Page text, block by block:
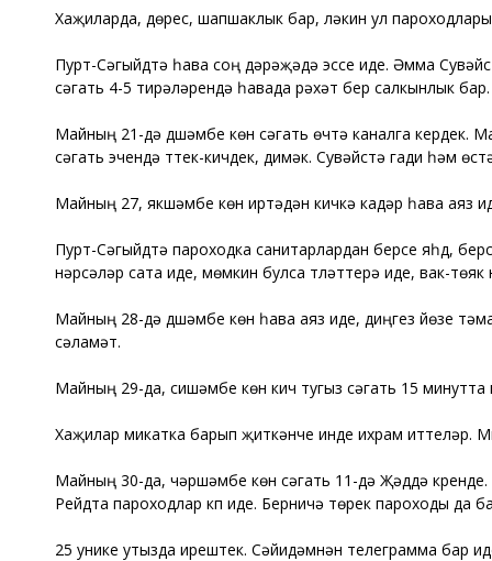
Хаҗиларда, дөрес, шапшаклык бар, ләкин ул
Пурт-Сәгыйдтә һава соң дәрәҗәдә эссе иде. Әмма
сәгать 4-5 тирәләрендә һавада рәхәт бер салкынлык бар.
Майның 21-дә дүшәмбе көн сәгать өчтә каналга кердек.
сәгать эчендә үттек-кичдек, димәк. Сувәйстә гади һәм
Майның 27, якшәмбе көн иртәдән кичкә кадәр һава аяз
Пурт-Сәгыйдтә пароходка санитарлардан берсе яһүд,
нәрсәләр сата иде, мөмкин булса түләттерә иде, вак-
Майның 28-дә дүшәмбе көн һава аяз иде, диңгез йөзе
сәламәт.
Майның 29-да, сишәмбе көн кич тугыз сәгать 15 минутта
Хаҗилар микатка барып җиткәнче инде ихрам иттеләр.
Майның 30-да, чәршәмбе көн сәгать 11-дә Җәддә
Рейдта пароходлар күп иде. Берничә төрек пароходы да
25 унике утызда ирештек. Сәйидәмнән телеграмма бар